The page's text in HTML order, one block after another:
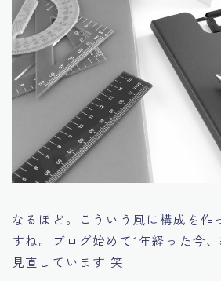
なるほど。こういう風に構成を作
すね。ブログ始めて1年経った今
見直しています 笑